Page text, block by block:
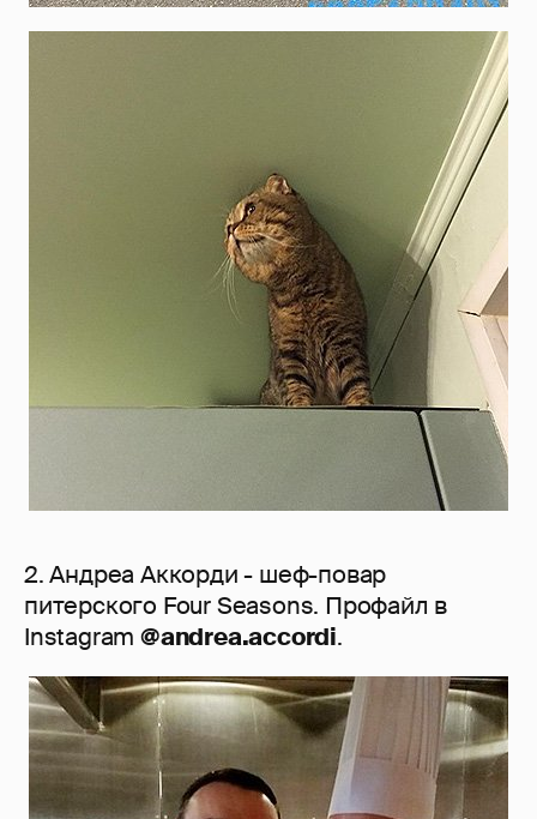
2. Андреа Аккорди - шеф-повар
питерского Four Seasons. Профайл в
Instagram @andrea.accordi.